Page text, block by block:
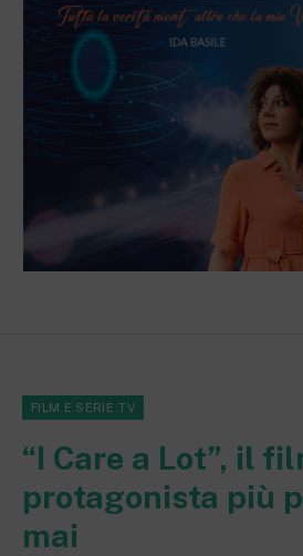
FILM E SERIE TV
“I Care a Lot”, il
protagonista più
mai